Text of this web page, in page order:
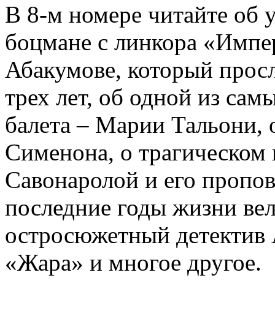
В 8-м номере читайте об
боцмане с линкора
Абакумове, который
трех лет, об одной из
балета – Марии
Сименона, о трагическом
Савонаролой и его
последние годы жизни
остросюжетный детектив
«Жара» и многое другое.